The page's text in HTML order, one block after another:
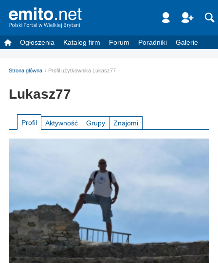
Ogłoszenia Katalog firm Forum Poradniki Galerie
Strona główna Profil użytkownika Lukasz77
Lukasz77
Profil Aktywność Grupy Znajomi